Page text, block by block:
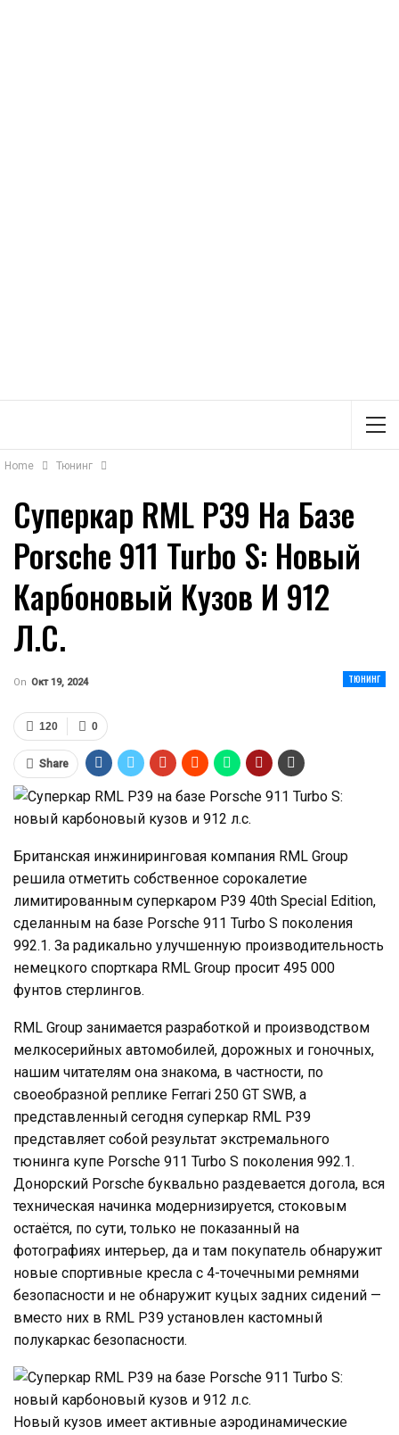
Home Тюнинг
Суперкар RML P39 На Базе
Porsche 911 Turbo S: Новый
Карбоновый Кузов И 912
Л.с.
ТЮНИНГ
On Окт 19, 2024
0
120
Share
Британская инжиниринговая компания RML Group
решила отметить собственное сорокалетие
лимитированным суперкаром P39 40th Special Edition,
сделанным на базе Porsche 911 Turbo S поколения
992.1. За радикально улучшенную производительность
немецкого спорткара RML Group просит 495 000
фунтов стерлингов.
RML Group занимается разработкой и производством
мелкосерийных автомобилей, дорожных и гоночных,
нашим читателям она знакома, в частности, по
своеобразной реплике Ferrari 250 GT SWB, а
представленный сегодня суперкар RML P39
представляет собой результат экстремального
тюнинга купе Porsche 911 Turbo S поколения 992.1.
Донорский Porsche буквально раздевается догола, вся
техническая начинка модернизируется, стоковым
остаётся, по сути, только не показанный на
фотографиях интерьер, да и там покупатель обнаружит
новые спортивные кресла с 4-точечными ремнями
безопасности и не обнаружит куцых задних сидений —
вместо них в RML P39 установлен кастомный
полукаркас безопасности.
Новый кузов имеет активные аэродинамические